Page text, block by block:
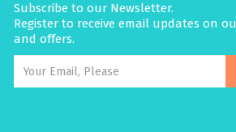
Subscribe to our Newsletter.
Register to receive email updates on
and offers.